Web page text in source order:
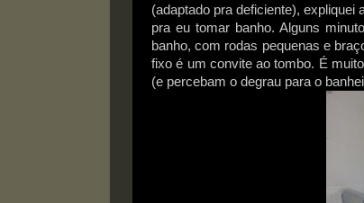
(adaptado pra deficiente),
pra eu tomar banho. Alguns
banho, com rodas pequenas e
fixo é um convite ao tombo. É
(e percebam o degrau para o